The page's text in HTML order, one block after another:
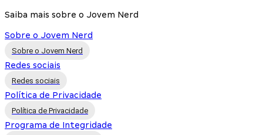
Saiba mais sobre o Jovem Nerd
Sobre o Jovem Nerd
Sobre o Jovem Nerd
Redes sociais
Redes sociais
Política de Privacidade
Política de Privacidade
Programa de Integridade